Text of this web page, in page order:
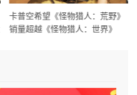
卡普空希望《怪物猎人：荒野》
销量超越《怪物猎人：世界》